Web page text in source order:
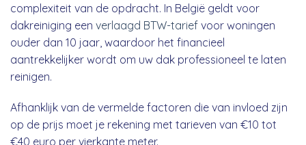
complexiteit van de opdracht. In België geldt voor
dakreiniging een verlaagd BTW-tarief voor woningen
ouder dan 10 jaar, waardoor het financieel
aantrekkelijker wordt om uw dak professioneel te laten
reinigen.
Afhanklijk van de vermelde factoren die van invloed zijn
op de prijs moet je rekening met tarieven van €10 tot
€40 euro per vierkante meter.